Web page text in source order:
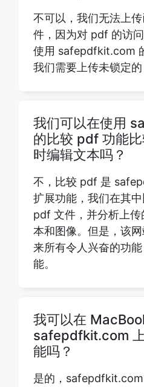
不可以，我们无法上
件，因为对 pdf 的访
使用 safepdfkit.com
我们需要上传未锁定的
我们可以在使用
的比较 pdf 功能
时编辑文本吗？
不，比较 pdf 是
扩展功能，我们在其
pdf 文件，并分析上
本和图像。但是，该
来所有令人兴奋的功
能。
我可以在
safepdfkit.com
能吗？
是的，